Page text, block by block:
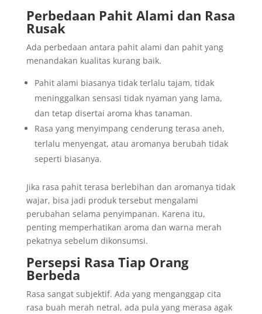
Perbedaan Pahit Alami dan Rasa
Rusak
Ada perbedaan antara pahit alami dan pahit yang
menandakan kualitas kurang baik.
Pahit alami biasanya tidak terlalu tajam, tidak
meninggalkan sensasi tidak nyaman yang lama,
dan tetap disertai aroma khas tanaman.
Rasa yang menyimpang cenderung terasa aneh,
terlalu menyengat, atau aromanya berubah tidak
seperti biasanya.
Jika rasa pahit terasa berlebihan dan aromanya tidak
wajar, bisa jadi produk tersebut mengalami
perubahan selama penyimpanan. Karena itu,
penting memperhatikan aroma dan warna merah
pekatnya sebelum dikonsumsi.
Persepsi Rasa Tiap Orang
Berbeda
Rasa sangat subjektif. Ada yang menganggap cita
rasa buah merah netral, ada pula yang merasa agak